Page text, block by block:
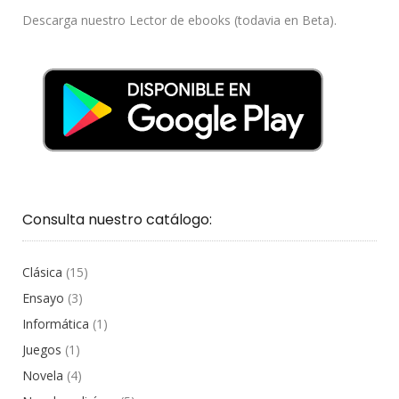
Descarga nuestro Lector de ebooks (todavia en Beta).
Consulta nuestro catálogo:
Clásica (15)
Ensayo (3)
Informática (1)
Juegos (1)
Novela (4)